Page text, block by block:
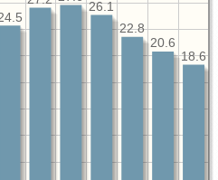
18.6
20.6
22.8
26.1